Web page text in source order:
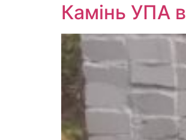
Камінь УПА